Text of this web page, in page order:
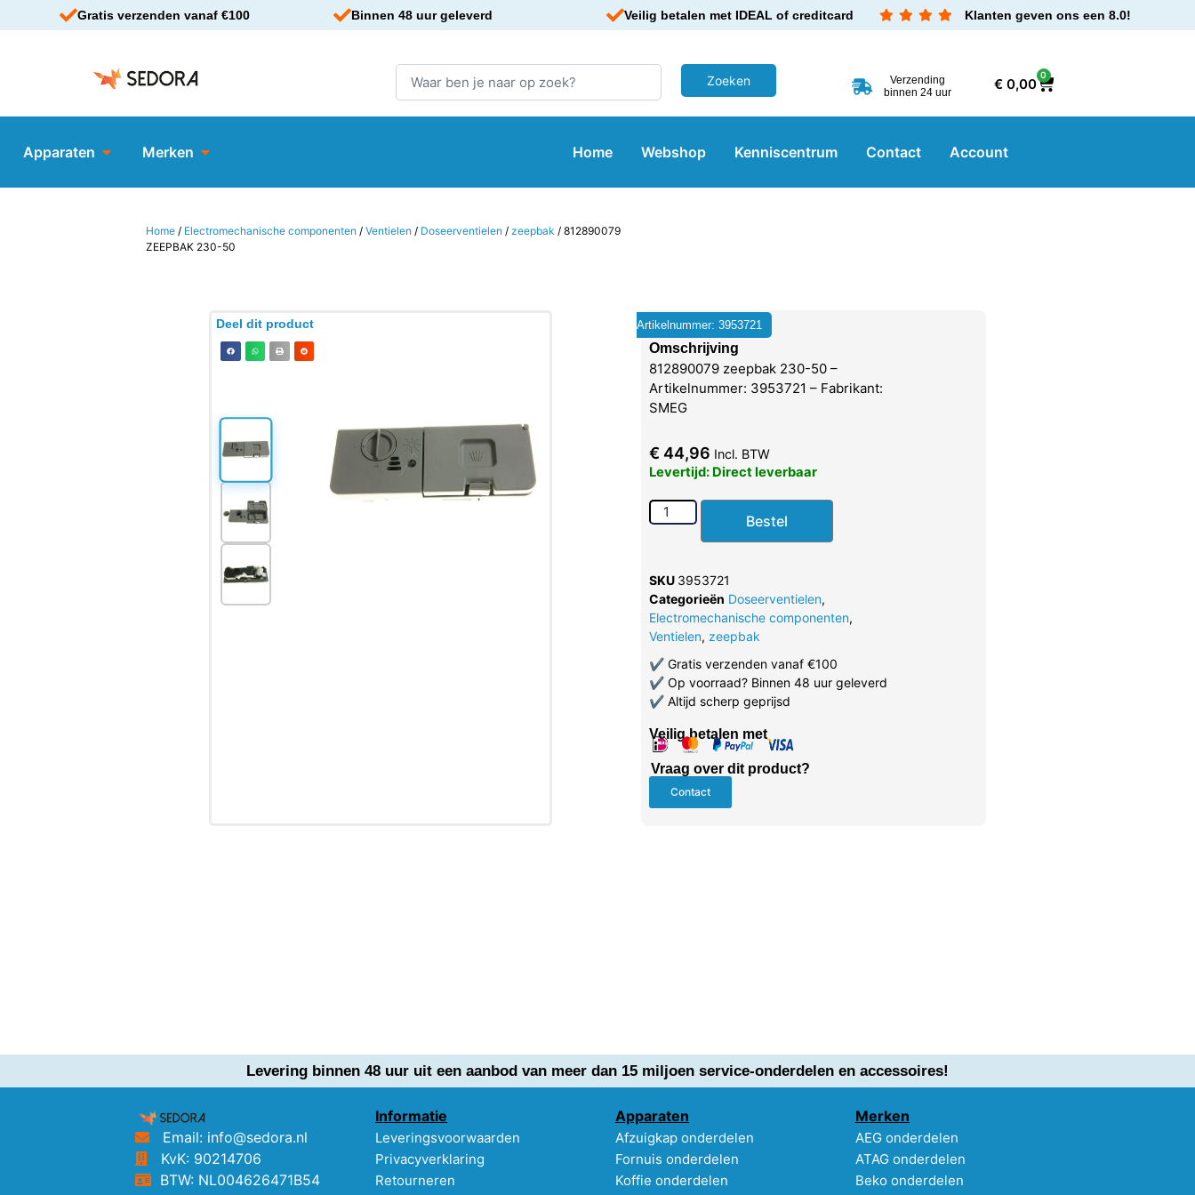
Gratis verzenden vanaf €100 Binnen 48 uur geleverd Veilig betalen met IDEAL of creditcard Klanten geven ons een 8.0!
Verzending
binnen 24 uur
€0,00
0
Apparaten Merken Home Webshop Kenniscentrum Contact Account
Home / Electromechanische componenten /Ventielen / Doseerventielen /zeepbak / 812890079
ZEEPBAK 230-50
Deel dit product Artikelnummer: 3953721
Omschrijving
812890079 zeepbak 230-50 –
Artikelnummer: 3953721 – Fabrikant:
SMEG
€ 44,96 Incl. BTW
Levertijd: Direct leverbaar
Bestel
SKU 3953721
Categorieën Doseerventielen,
Electromechanische componenten,
Ventielen, zeepbak
✔Gratis verzenden vanaf €100
✔Op voorraad? Binnen 48 uur geleverd
✔Altijd scherp geprijsd
Veilig betalen met
Vraag over dit product?
Contact
Levering binnen 48 uur uit een aanbod van meer dan 15 miljoen service-onderdelen en accessoires!
Email: info@sedora.nl
KvK: 90214706
BTW: NL004626471B54
Informatie
Leveringsvoorwaarden
Privacyverklaring
Retourneren
Apparaten
Afzuigkap onderdelen
Fornuis onderdelen
Koffie onderdelen
Merken
AEG onderdelen
ATAG onderdelen
Beko onderdelen